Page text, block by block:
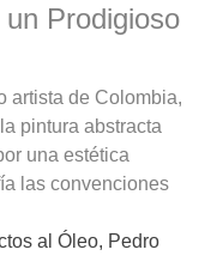
Prodigioso
artista de Colombia,
pintura abstracta
una estética
las convenciones
al Óleo, Pedro